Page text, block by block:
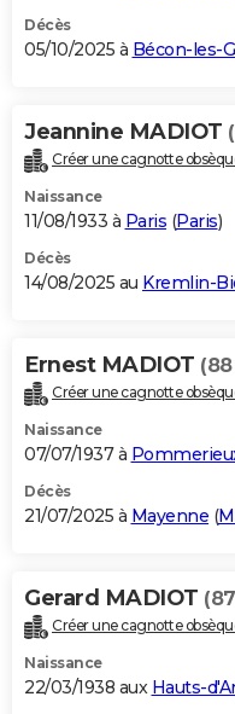
Décès
05/10/2025 à Bécon-les-
Jeannine MADIOT
Créer une cagnotte
Naissance
11/08/1933 à Paris (Paris)
Décès
14/08/2025 au Kremlin-
Ernest MADIOT
Créer une cagnotte
Naissance
07/07/1937 à
Décès
21/07/2025 à Mayenne (
Gerard MADIOT
Créer une cagnotte
Naissance
22/03/1938 aux Hauts-